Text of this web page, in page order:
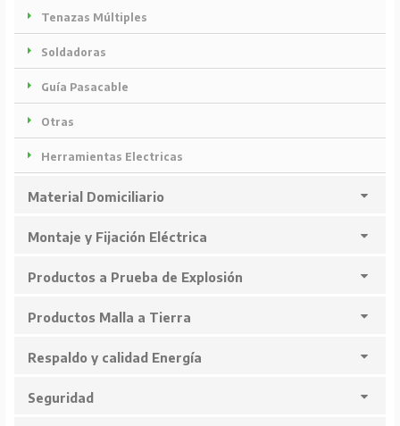
Tenazas Múltiples
Soldadoras
Guía Pasacable
Otras
Herramientas Electricas
Material Domiciliario
Montaje y Fijación Eléctrica
Productos a Prueba de Explosión
Productos Malla a Tierra
Respaldo y calidad Energía
Seguridad